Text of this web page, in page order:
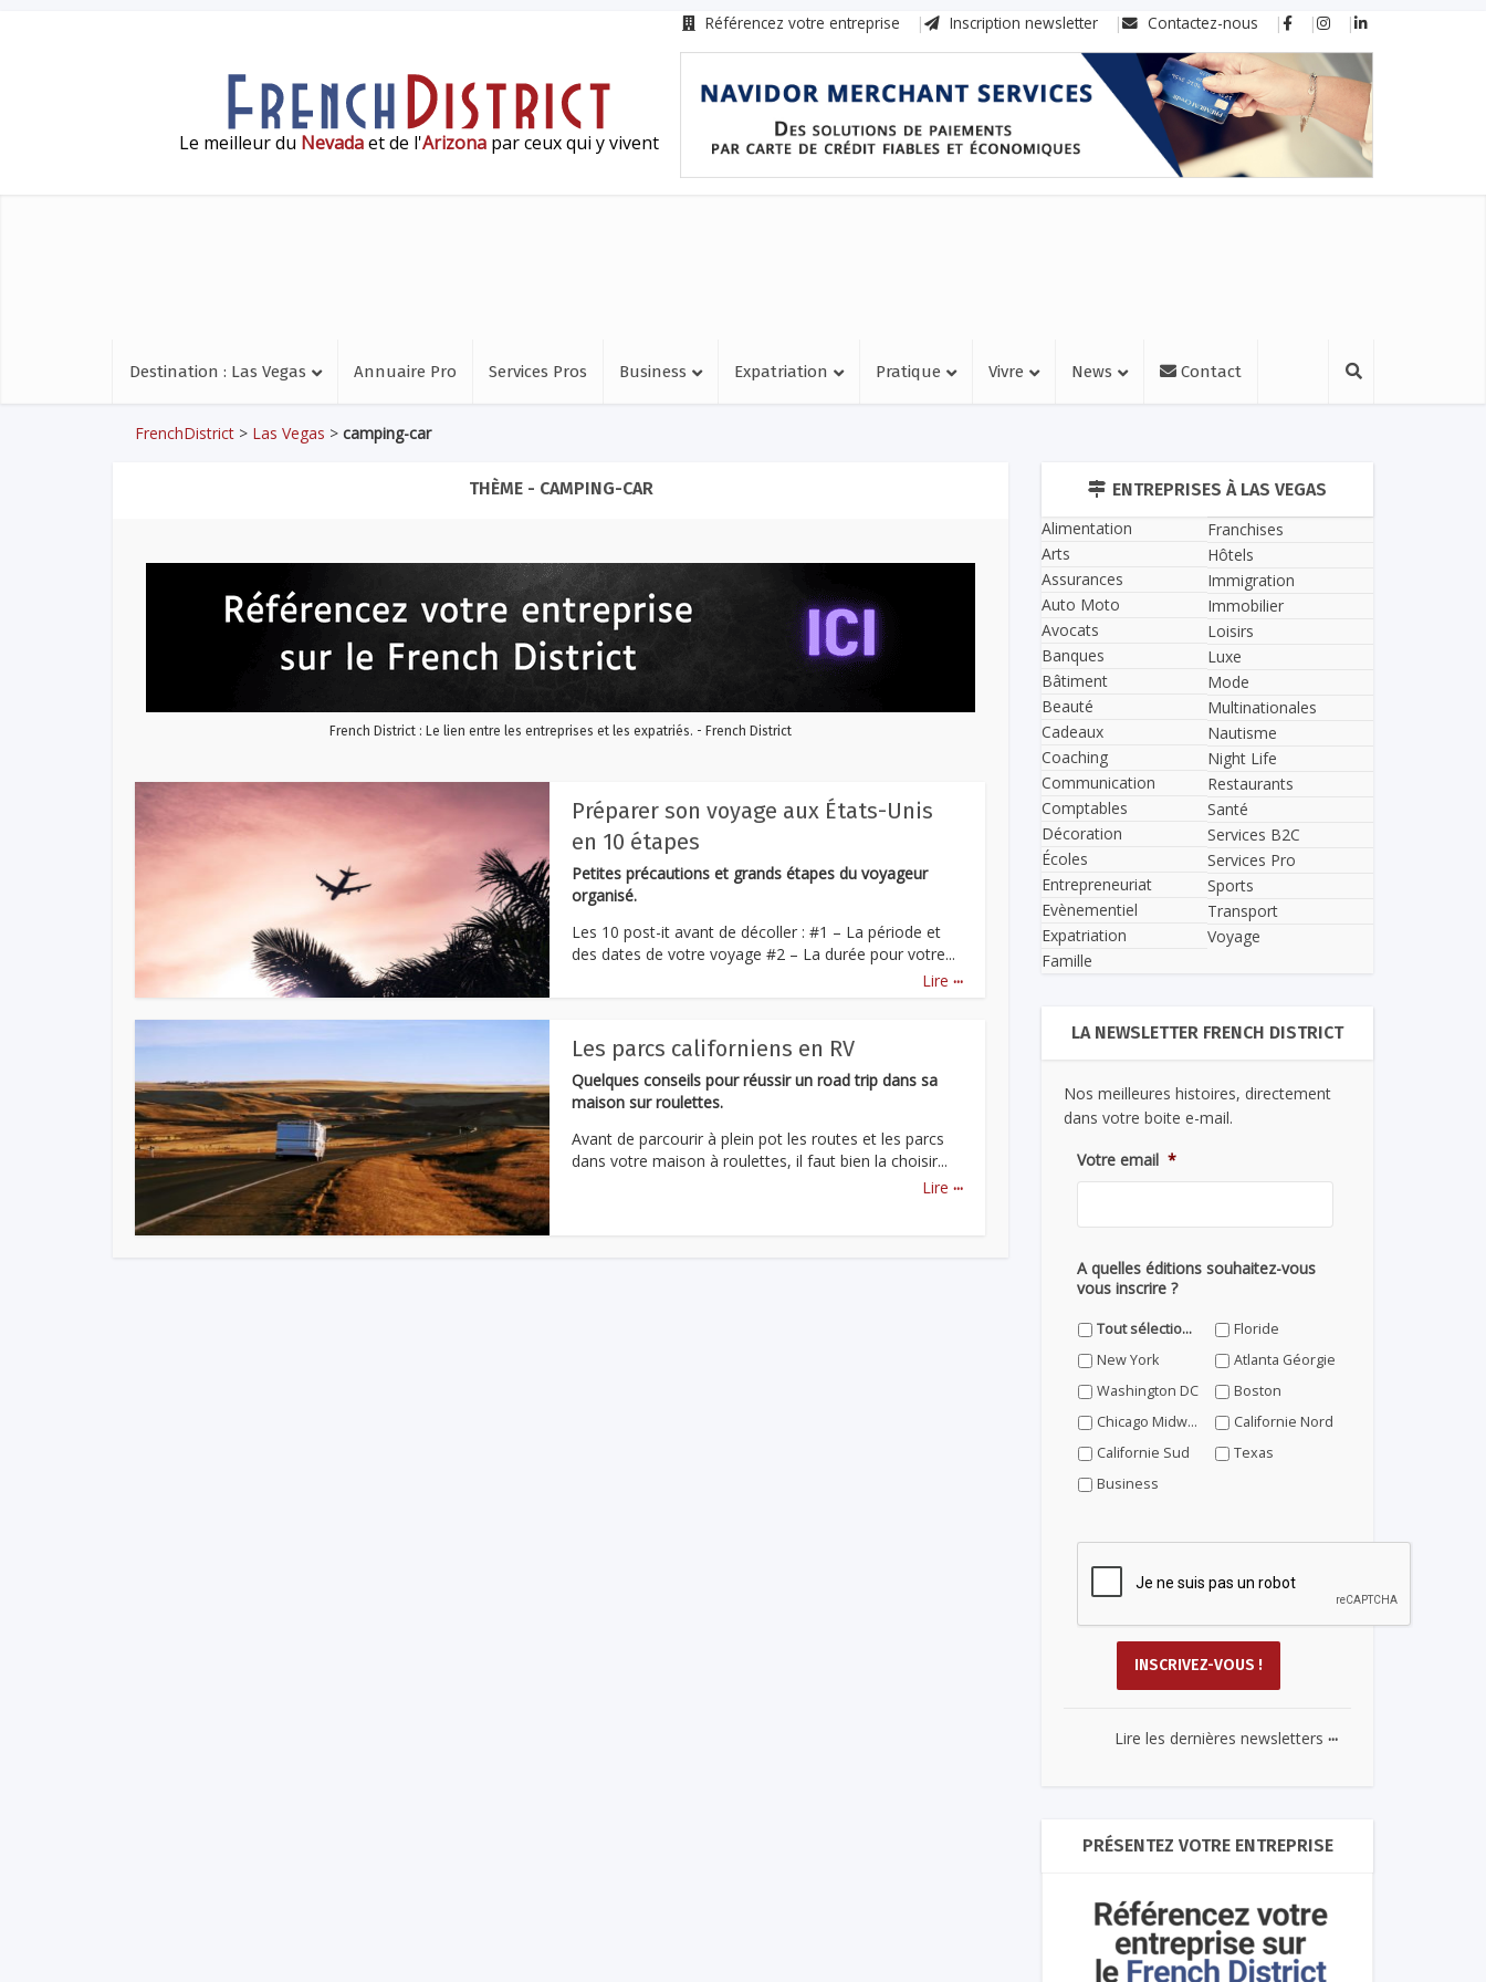
Référencez votre entreprise Inscription newsletter Contactez-nous
Le meilleur du Nevadaet de l'Arizona par ceux qui y vivent
Destination : Las Vegas Annuaire Pro Services Pros Business Expatriation Pratique Vivre News Contact
FrenchDistrict > Las Vegas > camping-car
THÈME - CAMPING-CAR
French District : Le lien entre les entreprises et les expatriés. - French District
Préparer son voyage aux États-Unis
en 10 étapes
Petites précautions et grands étapes du voyageur
organisé.
Les 10 post-it avant de décoller : #1 – La période et
des dates de votre voyage #2 – La durée pour votre...
Lire ...
Les parcs californiens en RV
Quelques conseils pour réussir un road trip dans sa
maison sur roulettes.
Avant de parcourir à plein pot les routes et les parcs
dans votre maison à roulettes, il faut bien la choisir...
Lire ...
ENTREPRISES À LAS VEGAS
Alimentation
Arts
Assurances
Auto Moto
Avocats
Banques
Bâtiment
Beauté
Cadeaux
Coaching
Communication
Comptables
Décoration
Écoles
Entrepreneuriat
Evènementiel
Expatriation
Famille
Franchises
Hôtels
Immigration
Immobilier
Loisirs
Luxe
Mode
Multinationales
Nautisme
Night Life
Restaurants
Santé
Services B2C
Services Pro
Sports
Transport
Voyage
LA NEWSLETTER FRENCH DISTRICT
Nos meilleures histoires, directement
dans votre boite e-mail.
Votre email *
A quelles éditions souhaitez-vous
vous inscrire ?
Tout sélectionner
Floride
New York
Atlanta Géorgie
Washington DC
Boston
Chicago Midwest
Californie Nord
Californie Sud
Texas
Business
Lire les dernières newsletters ...
PRÉSENTEZ VOTRE ENTREPRISE